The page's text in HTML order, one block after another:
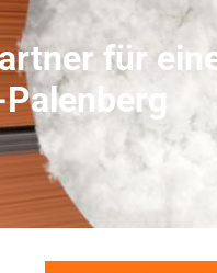
für